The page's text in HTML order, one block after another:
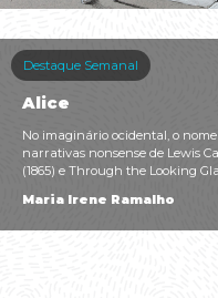
Destaque Semanal
Alice
No imaginário ocidental, o
narrativas nonsense de Lewis
(1865) e Through the Looking
Maria Irene Ramalho